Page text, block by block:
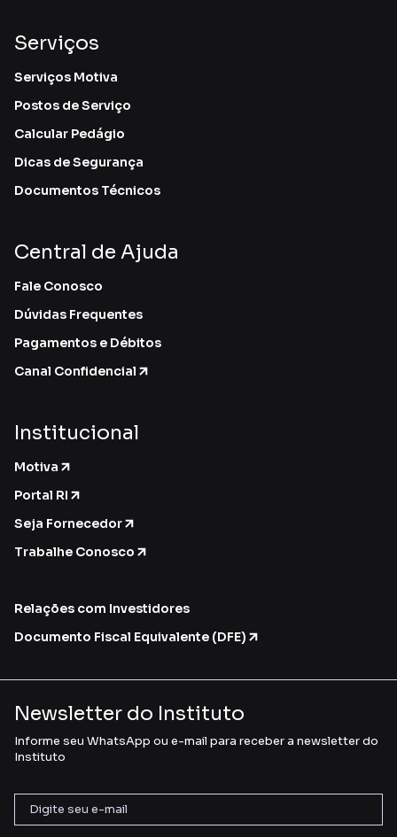
Serviços
Serviços Motiva
Postos de Serviço
Calcular Pedágio
Dicas de Segurança
Documentos Técnicos
Central de Ajuda
Fale Conosco
Dúvidas Frequentes
Pagamentos e Débitos
Canal Confidencial
Institucional
Motiva
Portal RI
Seja Fornecedor
Trabalhe Conosco
Relações com Investidores
Documento Fiscal Equivalente (DFE)
Newsletter do Instituto
Informe seu WhatsApp ou e-mail para receber a newsletter do
Instituto